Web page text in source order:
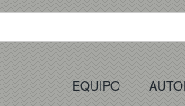
EQUIPO